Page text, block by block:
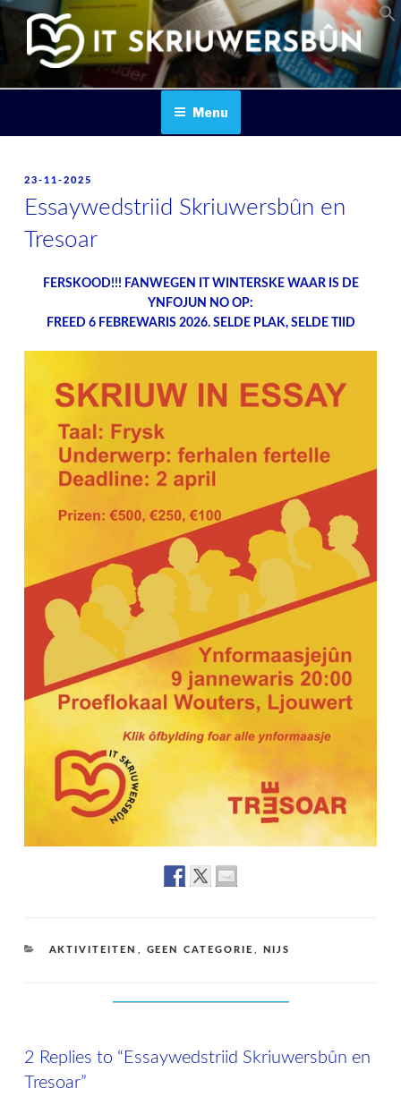
Skip
content
IT SKRIUWERSBOUN
Menu
POSTED
23-11-2025
Essaywedstriid Skriuwersbûn en
Tresoar
FERSKOOD!!! FANWEGEN IT WINTERSKE WAAR IS DE
YNFOJUN NO OP:
FREED 6 FEBREWARIS 2026. SELDE PLAK, SELDE TIID
CATEGORIES
AKTIVITEITEN GEEN CATEGORIE NIJS
2 Replies to “Essaywedstriid Skriuwersbûn en
Tresoar”